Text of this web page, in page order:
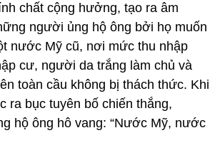
chất cộng hưởng, tạo ra âm
người ủng hộ ông bởi họ muốn
nước Mỹ cũ, nơi mức thu nhập
cư, người da trắng làm chủ và
toàn cầu không bị thách thức. Khi
ra bục tuyên bố chiến thắng,
hộ ông hô vang: “Nước Mỹ, nước